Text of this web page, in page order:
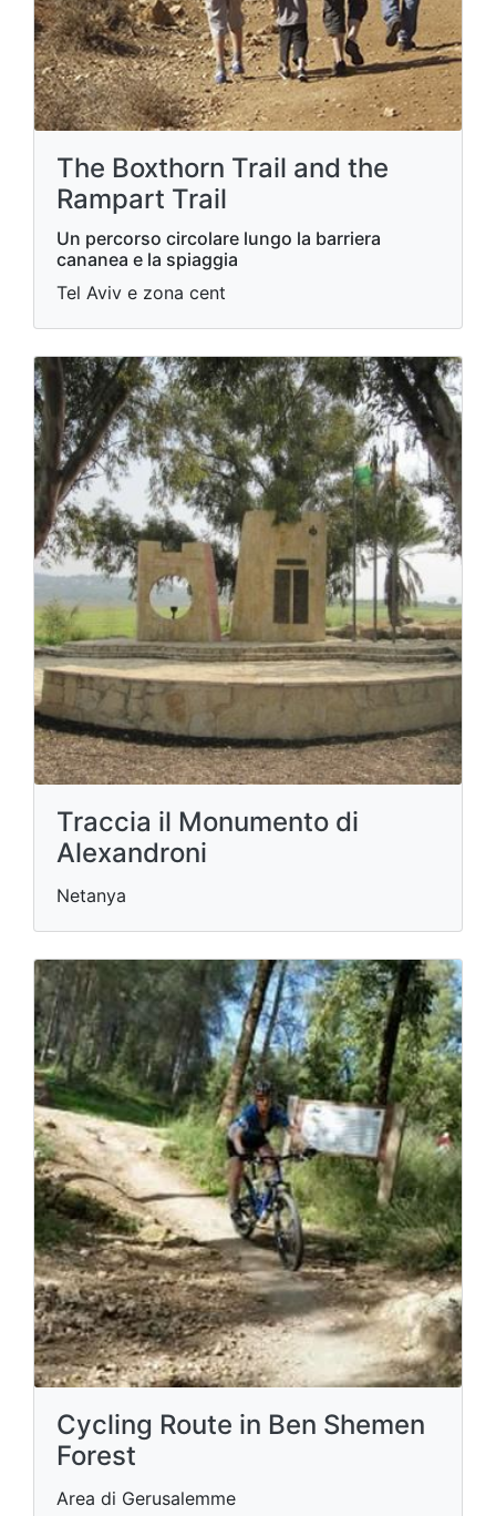
The Boxthorn Trail and the
Rampart Trail
Un percorso circolare lungo la barriera
cananea e la spiaggia
Tel Aviv e zona cent
Traccia il Monumento di
Alexandroni
Netanya
Cycling Route in Ben Shemen
Forest
Area di Gerusalemme